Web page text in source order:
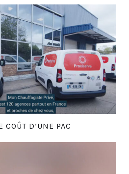
COÛT D’UNE PAC